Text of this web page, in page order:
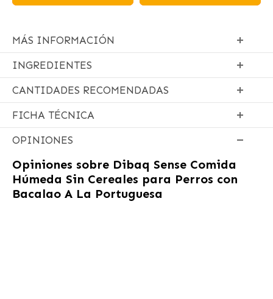
MÁS INFORMACIÓN
INGREDIENTES
CANTIDADES RECOMENDADAS
FICHA TÉCNICA
OPINIONES
Opiniones sobre Dibaq Sense Comida
Húmeda Sin Cereales para Perros con
Bacalao A La Portuguesa